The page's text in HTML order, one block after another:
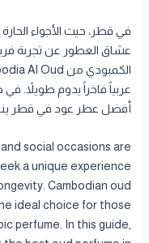
في قطر، حيث الأجواء
عشاق العطور عن تجربة
عربياً فاخراً يدوم طويلاً. في
أفضل عطر عود في قطر
social occasions are
a unique experience
Cambodian oud
ideal choice for those
perfume. In this guide,